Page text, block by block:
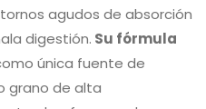
agudos de absorción
digestión. Su fórmula
única fuente de
grano de alta